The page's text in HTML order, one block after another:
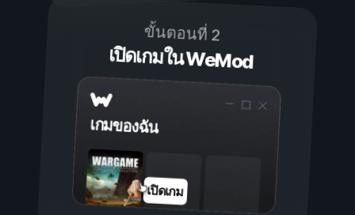
ขั้นตอนที่ 2
เปิดเกมใน WeMod
เกมของฉัน
เปิดเกม